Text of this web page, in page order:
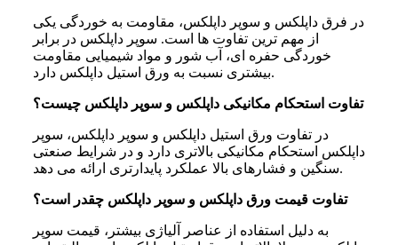
در فرق داپلکس و سوپر داپلکس، مقاومت به خوردگی یکی
از مهم ترین تفاوت ها است. سوپر داپلکس در برابر
خوردگی حفره ای، آب شور و مواد شیمیایی مقاومت
بیشتری نسبت به ورق استیل داپلکس دارد.
تفاوت استحکام مکانیکی داپلکس و سوپر داپلکس چیست؟
در تفاوت ورق استیل داپلکس و سوپر داپلکس، سوپر
داپلکس استحکام مکانیکی بالاتری دارد و در شرایط صنعتی
سنگین و فشارهای بالا عملکرد پایدارتری ارائه می دهد.
تفاوت قیمت ورق داپلکس و سوپر داپلکس چقدر است؟
به دلیل استفاده از عناصر آلیاژی بیشتر، قیمت سوپر